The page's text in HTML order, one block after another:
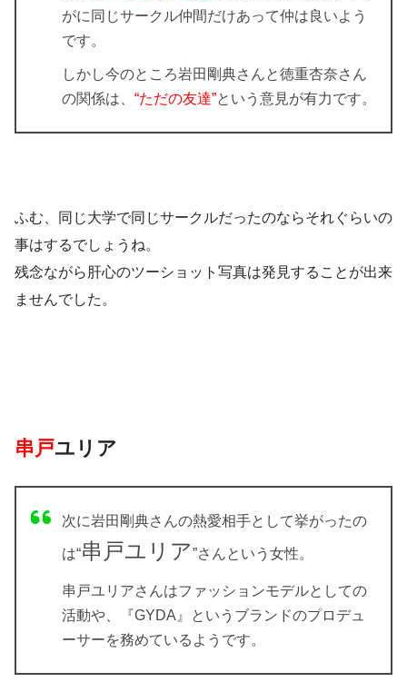
がに同じサークル仲間だけあって仲は良いよう
です。
しかし今のところ岩田剛典さんと徳重杏奈さん
の関係は、 “ただの友達”という意見が有力です。
ふむ、同じ大学で同じサークルだったのならそれぐらいの
事はするでしょうね。
残念ながら肝心のツーショット写真は発見することが出来
ませんでした。
串戸ユリア
次に岩田剛典さんの熱愛相手として挙がったの
は“串戸ユリア”さんという女性。
串戸ユリアさんはファッションモデルとしての
活動や、『GYDA』というブランドのプロデュ
ーサーを務めているようです。